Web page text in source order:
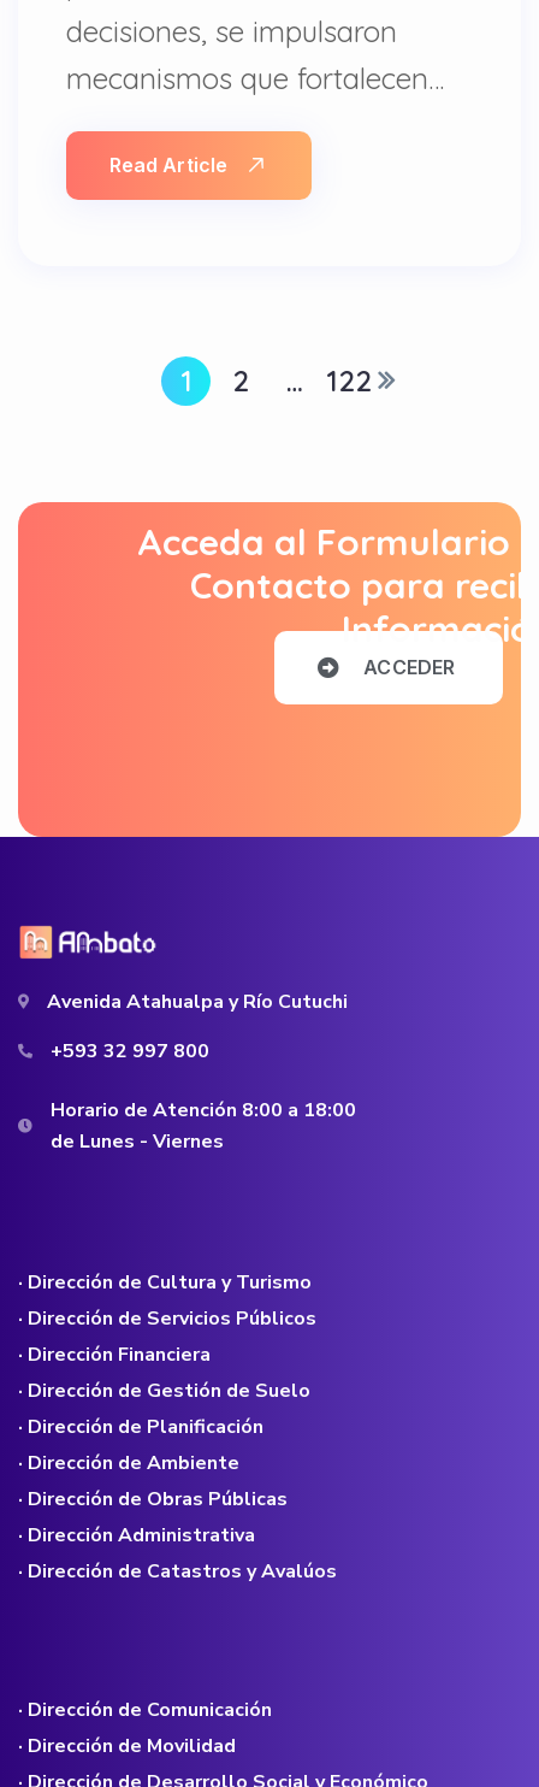
decisiones, se impulsaron
mecanismos que fortalecen…
Read Article
1 2 … 122
Acceda al Formulario
Contacto para
ACCEDER
Avenida Atahualpa y Río Cutuchi
+593 32 997 800
Horario de Atención 8:00 a 18:00
de Lunes - Viernes
· Dirección de Cultura y Turismo
· Dirección de Servicios Públicos
· Dirección Financiera
· Dirección de Gestión de Suelo
· Dirección de Planificación
· Dirección de Ambiente
· Dirección de Obras Públicas
· Dirección Administrativa
· Dirección de Catastros y Avalúos
· Dirección de Comunicación
· Dirección de Movilidad